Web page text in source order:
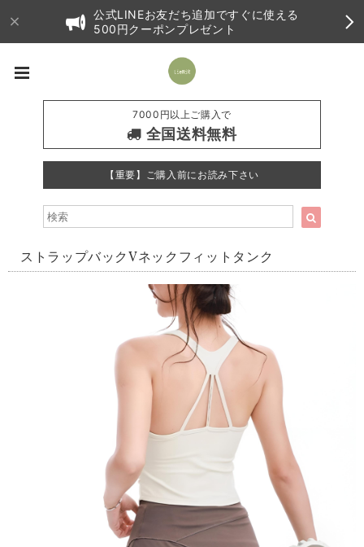
公式LINEお友だち追加ですぐに使える
500円クーポンプレゼント
7000円以上ご購入で
全国送料無料
【重要】ご購入前にお読み下さい
ストラップバックVネックフィットタンク